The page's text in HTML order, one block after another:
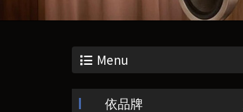
Menu
依品牌